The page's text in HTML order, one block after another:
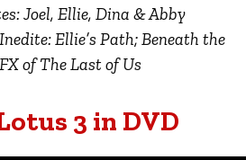
Joel, Ellie, Dina & Abby
Ellie’s Path; Beneath the
of The Last of Us
3 in DVD